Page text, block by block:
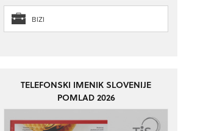
BIZI
TELEFONSKI IMENIK SLOVENIJE
POMLAD 2026